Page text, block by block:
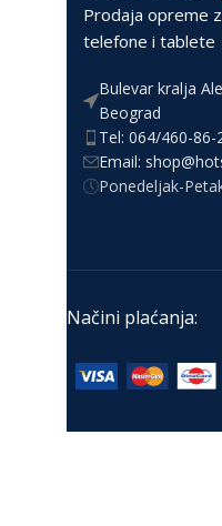
Prodaja opreme
telefone i tablete
Bulevar kralja
Beograd
Tel: 064/460-86-
Email:
Ponedeljak-
Načini plaćanja: